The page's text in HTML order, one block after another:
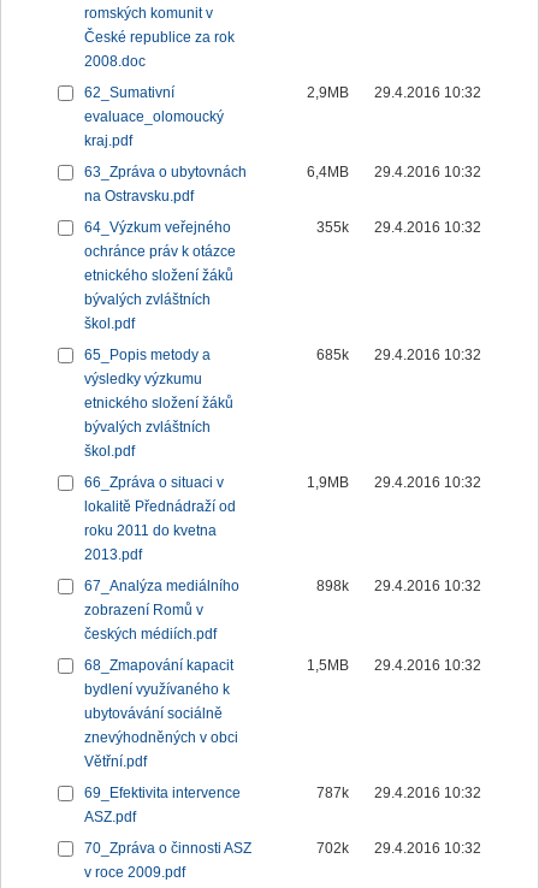
romských komunit v
České republice za rok
2008.doc
62_Sumativní
evaluace_olomoucký
kraj.pdf
2,9MB 29.4.2016 10:32
63_Zpráva o ubytovnách
na Ostravsku.pdf
6,4MB 29.4.2016 10:32
64_Výzkum veřejného
ochránce práv k otázce
etnického složení žáků
bývalých zvláštních
škol.pdf
355k 29.4.2016 10:32
65_Popis metody a
výsledky výzkumu
etnického složení žáků
bývalých zvláštních
škol.pdf
685k 29.4.2016 10:32
66_Zpráva o situaci v
lokalitě Přednádraží od
roku 2011 do kvetna
2013.pdf
1,9MB 29.4.2016 10:32
67_Analýza mediálního
zobrazení Romů v
českých médiích.pdf
898k 29.4.2016 10:32
68_Zmapování kapacit
bydlení využívaného k
ubytovávání sociálně
znevýhodněných v obci
Větřní.pdf
1,5MB 29.4.2016 10:32
69_Efektivita intervence
ASZ.pdf
787k 29.4.2016 10:32
70_Zpráva o činnosti ASZ
v roce 2009.pdf
702k 29.4.2016 10:32